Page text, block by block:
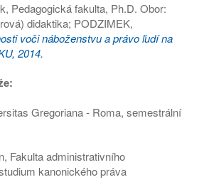
Pedagogická fakulta, Ph.D. Obor:
didaktika; PODZIMEK,
voči náboženstvu a právo ľudí na
2014.
Gregoriana - Roma, semestrální
Fakulta administrativního
kanonického práva